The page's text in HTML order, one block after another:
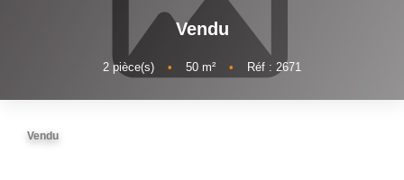
ESTIMATION
Vendu
2 pièce(s) • 50 m² • Réf : 2671
Vendu